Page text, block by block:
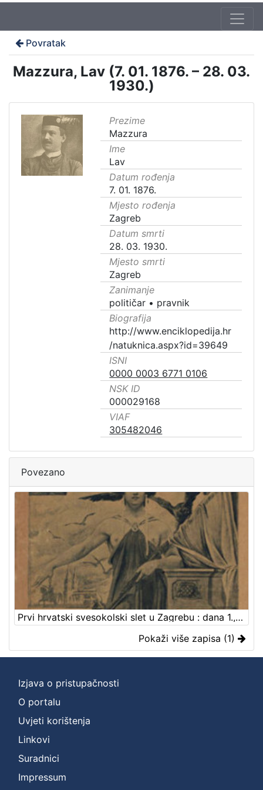
Povratak
Mazzura, Lav (7. 01. 1876. – 28. 03.
1930.)
Prezime
Mazzura
Ime
Lav
Datum rođenja
7. 01. 1876.
Mjesto rođenja
Zagreb
Datum smrti
28. 03. 1930.
Mjesto smrti
Zagreb
Zanimanje
političar • pravnik
Biografija
http://www.enciklopedija.hr
/natuknica.aspx?id=39649
ISNI
0000 0003 6771 0106
NSK ID
000029168
VIAF
305482046
Povezano
Prvi hrvatski svesokolski slet u Zagrebu : dana 1., 2., 3. i 4. rujna god. 1906. / priredjuje ga Savez hrvatskih sokolskih društava ; [uredio Lav Mazzura]
Pokaži više zapisa (1)
Izjava o pristupačnosti
O portalu
Uvjeti korištenja
Linkovi
Suradnici
Impressum